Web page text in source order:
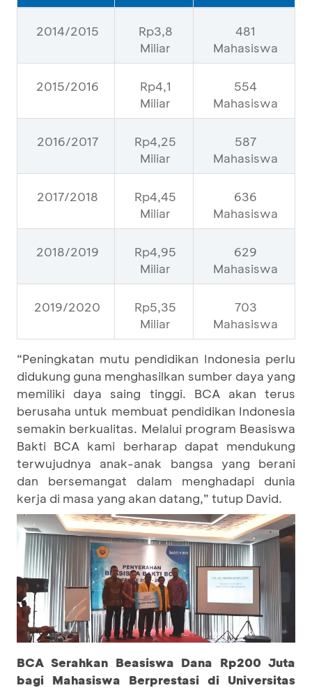
2014/2015
Rp3,8
Miliar
481
Mahasiswa
2015/2016
Rp4,1
Miliar
554
Mahasiswa
2016/2017
Rp4,25
Miliar
587
Mahasiswa
2017/2018
Rp4,45
Miliar
636
Mahasiswa
2018/2019
Rp4,95
Miliar
629
Mahasiswa
2019/2020
Rp5,35
Miliar
703
Mahasiswa
“Peningkatan mutu pendidikan Indonesia perlu
didukung guna menghasilkan sumber daya yang
memiliki daya saing tinggi. BCA akan terus
berusaha untuk membuat pendidikan Indonesia
semakin berkualitas. Melalui program Beasiswa
Bakti BCA kami berharap dapat mendukung
terwujudnya anak-anak bangsa yang berani
dan bersemangat dalam menghadapi dunia
kerja di masa yang akan datang,” tutup David.
BCA Serahkan Beasiswa Dana Rp200 Juta
bagi Mahasiswa Berprestasi di Universitas